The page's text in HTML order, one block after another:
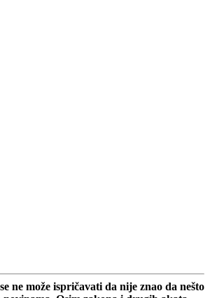
ne može ispričavati da nije znao da nešto